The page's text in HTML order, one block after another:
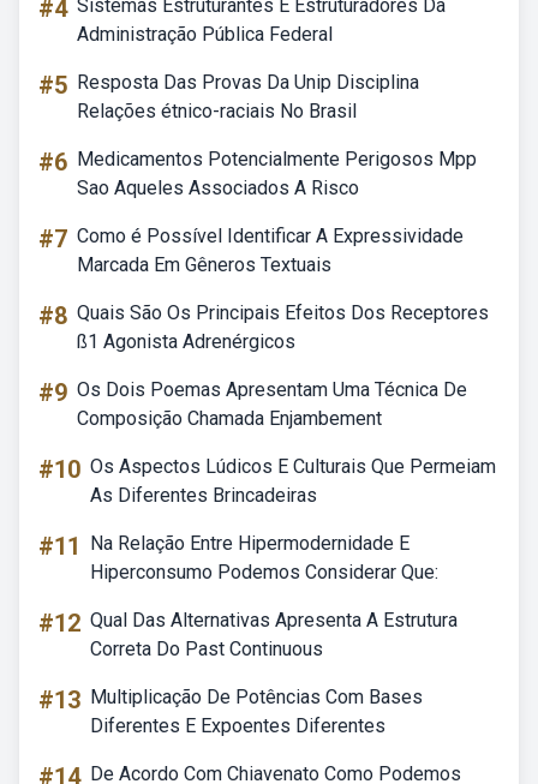
#4 Sistemas Estruturantes E Estruturadores Da
Administração Pública Federal
#5 Resposta Das Provas Da Unip Disciplina
Relações étnico-raciais No Brasil
#6 Medicamentos Potencialmente Perigosos Mpp
Sao Aqueles Associados A Risco
#7 Como é Possível Identificar A Expressividade
Marcada Em Gêneros Textuais
#8 Quais São Os Principais Efeitos Dos Receptores
ß1 Agonista Adrenérgicos
#9 Os Dois Poemas Apresentam Uma Técnica De
Composição Chamada Enjambement
#10 Os Aspectos Lúdicos E Culturais Que Permeiam
As Diferentes Brincadeiras
#11
Na Relação Entre Hipermodernidade E
Hiperconsumo Podemos Considerar Que:
#12 Qual Das Alternativas Apresenta A Estrutura
Correta Do Past Continuous
#13 Multiplicação De Potências Com Bases
Diferentes E Expoentes Diferentes
#14 De Acordo Com Chiavenato Como Podemos